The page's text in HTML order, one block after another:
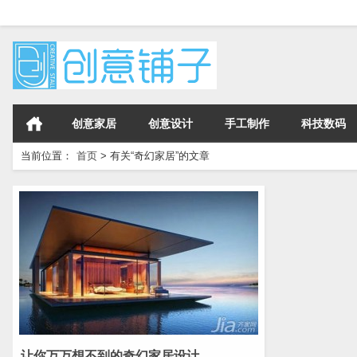
创意家居 创意设计 手工制作 科技数码
当前位置： 首页 > 有关“奇幻家居”的文章